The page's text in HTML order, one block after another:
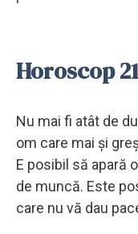
Horoscop
Nu mai fi atât de
om care mai și
E posibil să apară
de muncă. Este
care nu vă dau